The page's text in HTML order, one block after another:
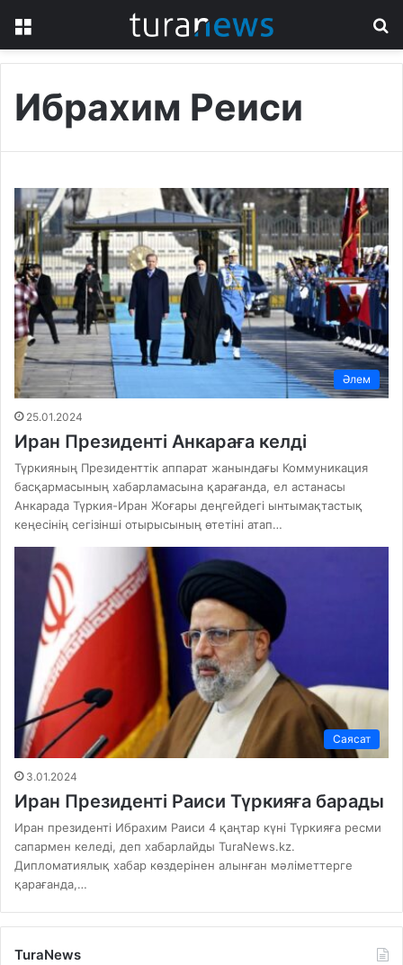
Ибрахим Реиси
Әлем
25.01.2024
Иран Президенті Анкараға келді
Түркияның Президенттік аппарат жанындағы Коммуникация
басқармасының хабарламасына қарағанда, ел астанасы
Анкарада Түркия-Иран Жоғары деңгейдегі ынтымақтастық
кеңесінің сегізінші отырысының өтетіні атап…
Саясат
3.01.2024
Иран Президенті Раиси Түркияға барады
Иран президенті Ибрахим Раиси 4 қаңтар күні Түркияға ресми
сапармен келеді, деп хабарлайды TuraNews.kz.
Дипломатиялық хабар көздерінен алынған мәліметтерге
қарағанда,…
TuraNews